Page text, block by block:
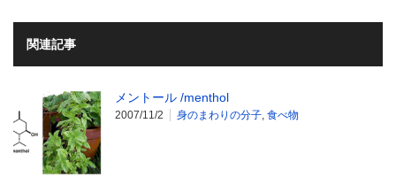
関連記事
メントール /menthol
2007/11/2 身のまわりの分子, 食べ物